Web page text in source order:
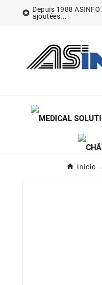
 Depuis 1988
ajoutées...
Inicio